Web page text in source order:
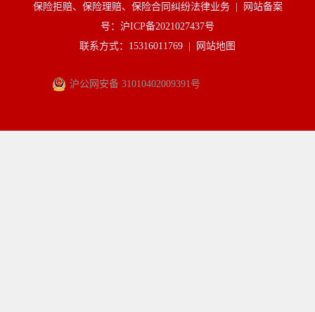
保险拒赔、保险理赔、保险合同纠纷法律业务 |
网站备案
号：沪ICP备2021027437号
联系方式：15316011769 |
网站地图
沪公网安备 31010402009391号